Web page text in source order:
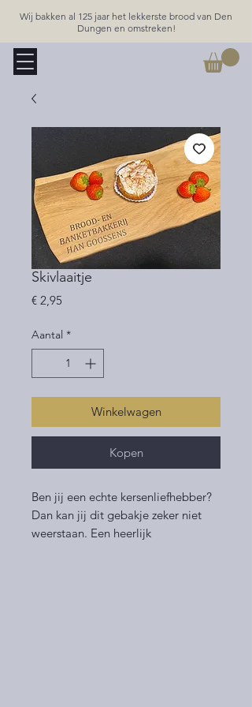
Wij bakken al 125 jaar het lekkerste brood van Den
Dungen en omstreken!
Skivlaaitje
€ 2,95Prijs
Aantal *
Winkelwagen
Kopen
Ben jij een echte kersenliefhebber?
Dan kan jij dit gebakje zeker niet
weerstaan. Een heerlijk